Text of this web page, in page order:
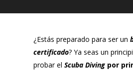
¿Estás preparado para ser un
certificado? Ya seas un
probar elScuba Diving por